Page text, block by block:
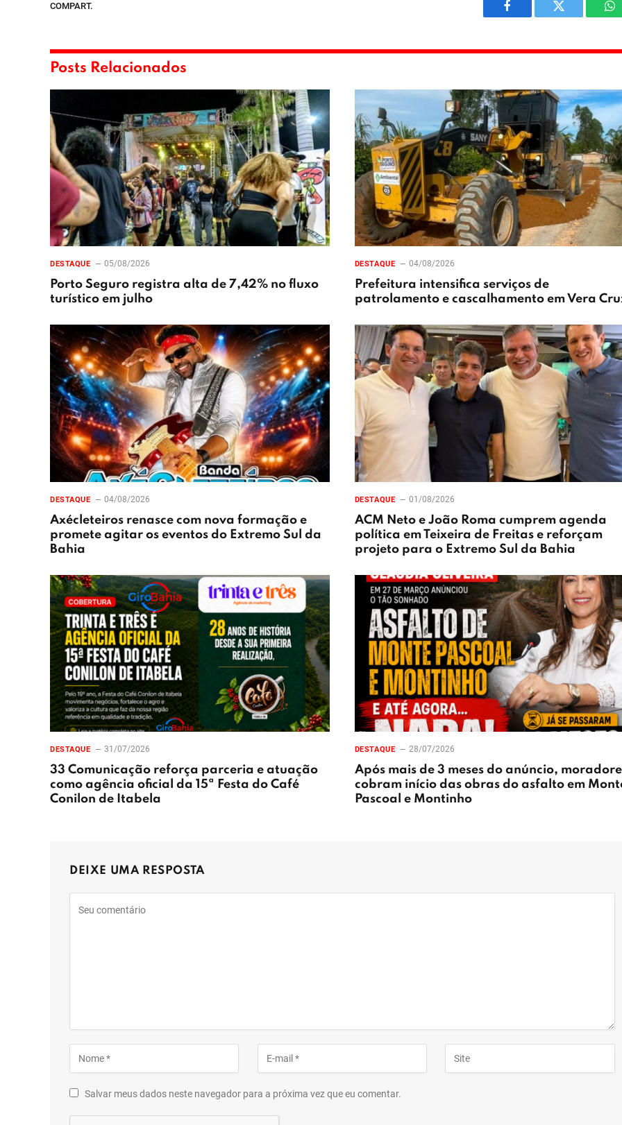
COMPART.
Facebook Twitter
Posts Relacionados
DESTAQUE 05/08/2026
Porto Seguro registra alta de 7,42% no fluxo
turístico em julho
DESTAQUE 04/08/2026
Prefeitura intensifica serviços de
patrolamento e cascalhamento em Vera
DESTAQUE 04/08/2026
Axécleteiros renasce com nova formação e
promete agitar os eventos do Extremo Sul da
Bahia
DESTAQUE 01/08/2026
ACM Neto e João Roma cumprem agenda
política em Teixeira de Freitas e reforçam
projeto para o Extremo Sul da Bahia
DESTAQUE 31/07/2026
33 Comunicação reforça parceria e atuação
como agência oficial da 15ª Festa do Café
Conilon de Itabela
DESTAQUE 28/07/2026
Após mais de 3 meses do anúncio,
cobram início das obras do asfalto em
Pascoal e Montinho
DEIXE UMA RESPOSTA
Salvar meus dados neste navegador para a próxima vez que eu comentar.